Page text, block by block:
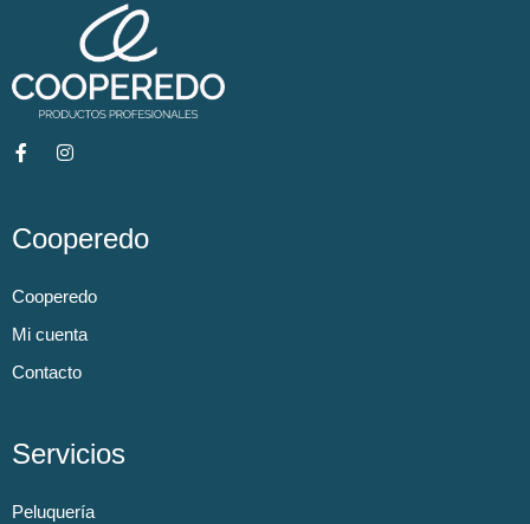
Cooperedo
Cooperedo
Mi cuenta
Contacto
Servicios
Peluquería